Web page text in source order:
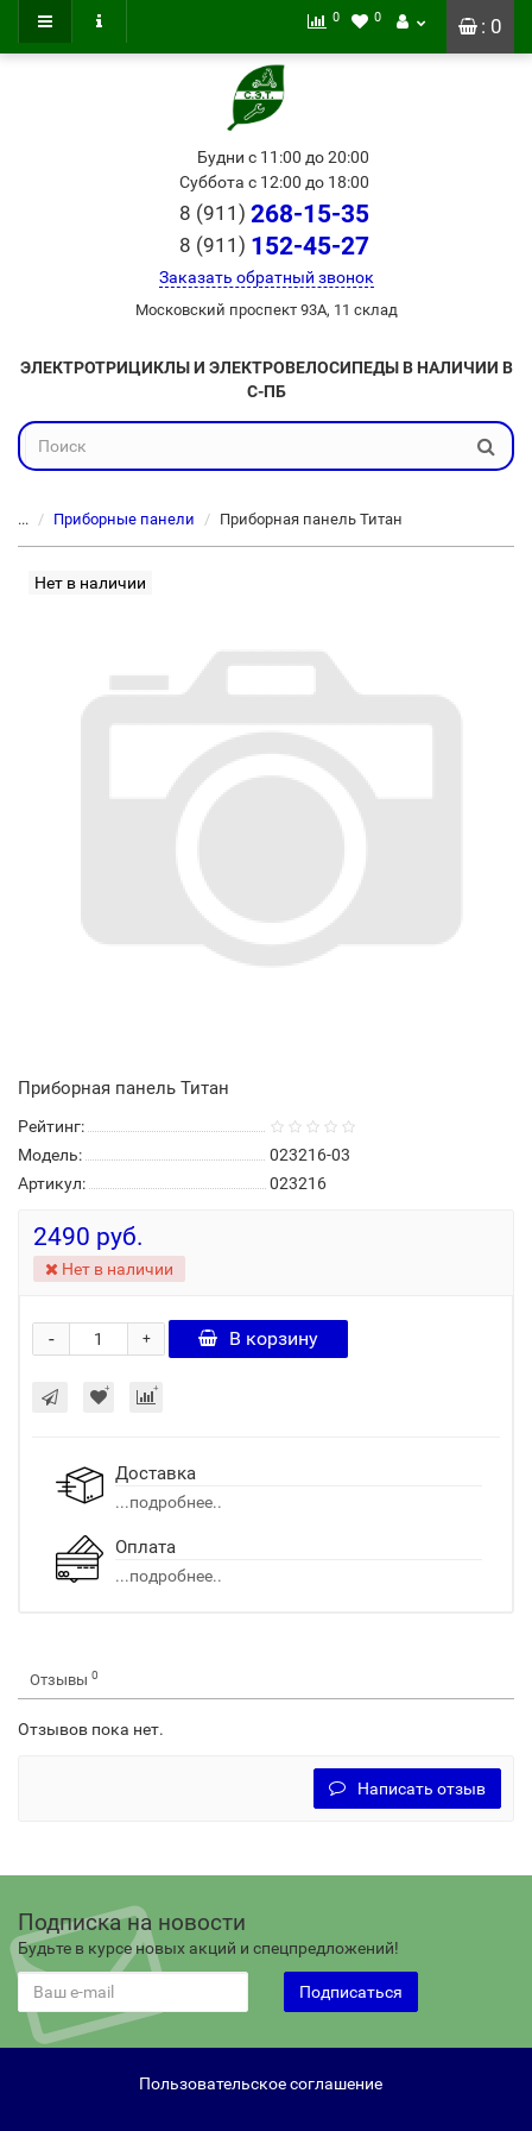
: 0
0 0
Будни с 11:00 до 20:00
Суббота с 12:00 до 18:00
8 (911) 268-15-35
8 (911) 152-45-27
Заказать обратный звонок
Московский проспект 93А, 11 склад
ЭЛЕКТРОТРИЦИКЛЫ И ЭЛЕКТРОВЕЛОСИПЕДЫ В НАЛИЧИИ В
С-ПБ
... Приборные панели Приборная панель Титан
Нет в наличии
Приборная панель Титан
Рейтинг:
Модель:
023216-03
Артикул:
023216
2490 руб.
Нет в наличии
+
- В корзину
Доставка
...подробнее..
Оплата
...подробнее..
Отзывы 0
Отзывов пока нет.
Написать отзыв
Подписка на новости
Будьте в курсе новых акций и спецпредложений!
Подписаться
Пользовательское соглашение